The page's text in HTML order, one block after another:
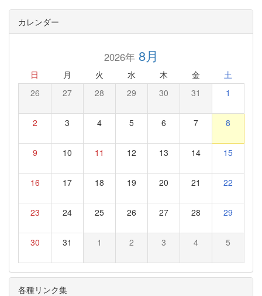
カレンダー
2026年8月
日 月 火 水 木 金 土
26 27 28 29 30 31 1
2 3 4 5 6 7 8
9 10 11 12 13 14 15
16 17 18 19 20 21 22
23 24 25 26 27 28 29
30 31 1 2 3 4 5
各種リンク集